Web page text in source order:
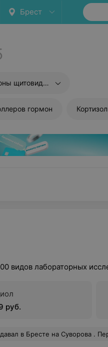
Брест
железы
гормон Кортизол
видов лабораторных
руб.
в Бресте на Суворова . Персонал приветливый, оформили быстро, кровь взяли безболезненно. Доволен